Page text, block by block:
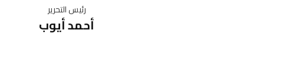
رئيس التحرير
أحمد أيوب